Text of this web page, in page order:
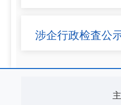
涉企行政检査公